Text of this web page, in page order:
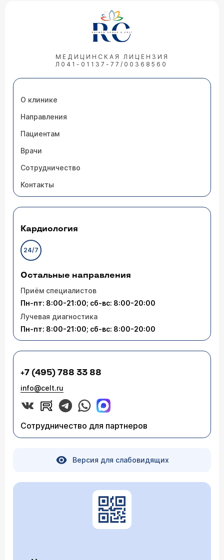
МЕДИЦИНСКАЯ ЛИЦЕНЗИЯ
Л041-01137-77/00368560
О клинике
Направления
Пациентам
Врачи
Сотрудничество
Контакты
Кардиология
24/7
Остальные направления
Приём специалистов
Пн-пт: 8:00-21:00; сб-вс: 8:00-20:00
Лучевая диагностика
Пн-пт: 8:00-21:00; сб-вс: 8:00-20:00
+7 (495) 788 33 88
info@celt.ru
Сотрудничество для партнеров
Версия для слабовидящих